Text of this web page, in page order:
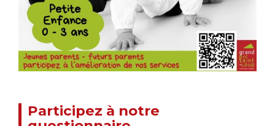
Participez à notre